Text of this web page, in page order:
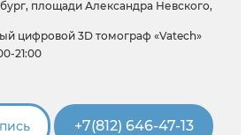
площади Александра Невского,
цифровой 3D томограф «Vatech»
21:00
+7(812) 646-47-13